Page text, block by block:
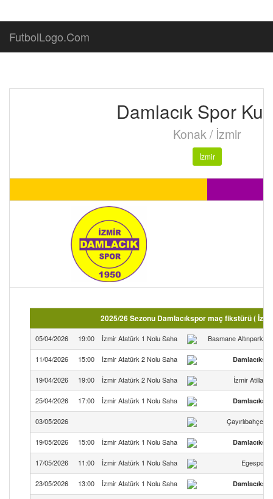
FutbolLogo.Com
Damlacık Spor
Konak / İzmir
İzmir
2025/26 Sezonu Damlacıkspor maç fikstürü (
05/04/2026 19:00 İzmir Atatürk 1 Nolu Saha Basmane
11/04/2026 15:00 İzmir Atatürk 2 Nolu Saha
19/04/2026 19:00 İzmir Atatürk 2 Nolu Saha İzmir
25/04/2026 17:00 İzmir Atatürk 1 Nolu Saha
03/05/2026
19/05/2026 15:00 İzmir Atatürk 1 Nolu Saha
17/05/2026 11:00 İzmir Atatürk 1 Nolu Saha Egespor
23/05/2026 13:00 İzmir Atatürk 1 Nolu Saha